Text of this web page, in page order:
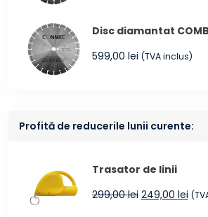
Disc diamantat
599,00 lei (TVA inclus)
Profită de reducerile lunii curente:
Trasator de linii
299,00lei Prețul
249,00 lei